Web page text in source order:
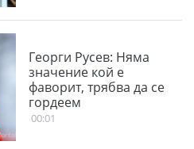
Георги Русев: Няма
значение кой е
фаворит, трябва да се
гордеем
00:01